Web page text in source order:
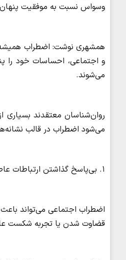
وسواس نسبت به موفقیت
همشهری نوشت: اضطراب همیشه
و اجتماعی، احساسات خود را
می‌شوند.
روان‌شناسان معتقدند بسیاری
می‌شود اضطراب در قالب
۱. بی‌پاسخ گذاشتن ارتباطات عاطفی
اضطراب اجتماعی می‌تواند باعث
قضاوت شدن یا تجربه شکست